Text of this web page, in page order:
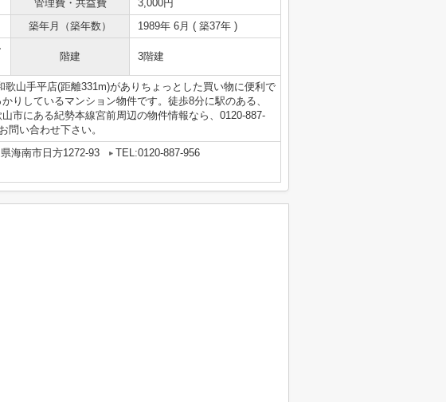
管理費・共益費
3,000円
築年月（築年数） 1989年 6月 ( 築37年 )
階建 3階建
歌山手平店(距離331m)がありちょっとした買い物に便利で
りしているマンション物件です。徒歩8分に駅のある、
市にある紀勢本線宮前周辺の物件情報なら、0120-887-
問い合わせ下さい。
海南市日方1272-93
TEL:0120-887-956